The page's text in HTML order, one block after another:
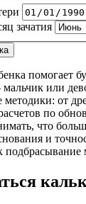
зачатия
помогает
мальчик или
методики: от
по
что
и
подбрасывание